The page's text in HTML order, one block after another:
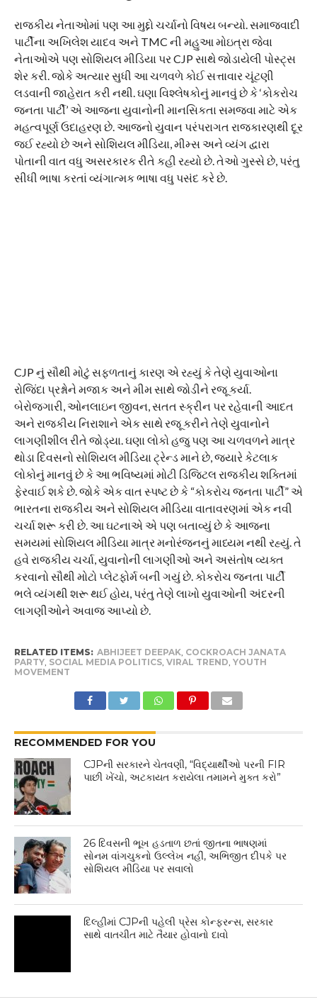
રાજકીય નેતાઓમાં પણ આ મુદ્દો ચર્ચાનો વિષય બન્યો. સમાજવાદી
પાર્ટીના અખિલેશ યાદવ અને TMC ની મહુઆ મોઇત્રા જેવા
નેતાઓએ પણ સોશિયલ મીડિયા પર CJP સાથે જોડાયેલી પોસ્ટ્સ
શેર કરી. જોકે અત્યાર સુધી આ ચળવળે કોઈ સત્તાવાર ચૂંટણી
લડવાની જાહેરાત કરી નથી. ઘણા વિશ્લેષકોનું માનવું છે કે ‘કોકરોચ
જનતા પાર્ટી’ એ આજના યુવાનોની માનસિકતા સમજવા માટે એક
મહત્વપૂર્ણ ઉદાહરણ છે. આજનો યુવાન પરંપરાગત રાજકારણથી દૂર
જઈ રહ્યો છે અને સોશિયલ મીડિયા, મીમ્સ અને વ્યંગ દ્વારા
પોતાની વાત વધુ અસરકારક રીતે કહી રહ્યો છે. તેઓ ગુસ્સે છે, પરંતુ
સીધી ભાષા કરતાં વ્યંગાત્મક ભાષા વધુ પસંદ કરે છે.
CJP નું સૌથી મોટું સફળતાનું કારણ એ રહ્યું કે તેણે યુવાઓના
રોજિંદા પ્રશ્નોને મજાક અને મીમ સાથે જોડીને રજૂ કર્યા.
બેરોજગારી, ઓનલાઇન જીવન, સતત સ્ક્રીન પર રહેવાની આદત
અને રાજકીય નિરાશાને એક સાથે રજૂ કરીને તેણે યુવાનોને
લાગણીશીલ રીતે જોડ્યા. ઘણા લોકો હજુ પણ આ ચળવળને માત્ર
થોડા દિવસનો સોશિયલ મીડિયા ટ્રેન્ડ માને છે, જ્યારે કેટલાક
લોકોનું માનવું છે કે આ ભવિષ્યમાં મોટી ડિજિટલ રાજકીય શક્તિમાં
ફેરવાઈ શકે છે. જોકે એક વાત સ્પષ્ટ છે કે “કોકરોચ જનતા પાર્ટી” એ
ભારતના રાજકીય અને સોશિયલ મીડિયા વાતાવરણમાં એક નવી
ચર્ચા શરૂ કરી છે. આ ઘટનાએ એ પણ બતાવ્યું છે કે આજના
સમયમાં સોશિયલ મીડિયા માત્ર મનોરંજનનું માધ્યમ નથી રહ્યું. તે
હવે રાજકીય ચર્ચા, યુવાનોની લાગણીઓ અને અસંતોષ વ્યક્ત
કરવાનો સૌથી મોટો પ્લેટફોર્મ બની ગયું છે. કોકરોચ જનતા પાર્ટી
ભલે વ્યંગથી શરૂ થઈ હોય, પરંતુ તેણે લાખો યુવાઓની અંદરની
લાગણીઓને અવાજ આપ્યો છે.
RELATED ITEMS: ABHIJEET DEEPAK, COCKROACH JANATA
PARTY, SOCIAL MEDIA POLITICS, VIRAL TREND, YOUTH
MOVEMENT
RECOMMENDED FOR YOU
CJPની સરકારને ચેતવણી, “વિદ્યાર્થીઓ પરની FIR
પાછી ખેંચો, અટકાયત કરાયેલા તમામને મુક્ત કરો”
26 દિવસની ભૂખ હડતાળ છતાં જીતના ભાષણમાં
સોનમ વાંગચુકનો ઉલ્લેખ નહીં, અભિજીત દીપકે પર
સોશિયલ મીડિયા પર સવાલો
દિલ્હીમાં CJPની પહેલી પ્રેસ કોન્ફરન્સ, સરકાર
સાથે વાતચીત માટે તૈયાર હોવાનો દાવો